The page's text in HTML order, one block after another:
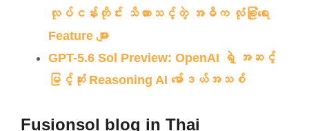
လုပ်ငန်းတိုင်း သိထားသင့်တဲ့ အဓိက လုံခြုံရေး
Feature များ
GPT-5.6 Sol Preview: OpenAI ရဲ့ အဆင့်
မြင့်ဆုံး Reasoning AI မော်ဒယ်အသစ်
Fusionsol blog in Thai